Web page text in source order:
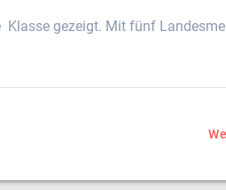
gezeigt. Mit fünf
© 2026